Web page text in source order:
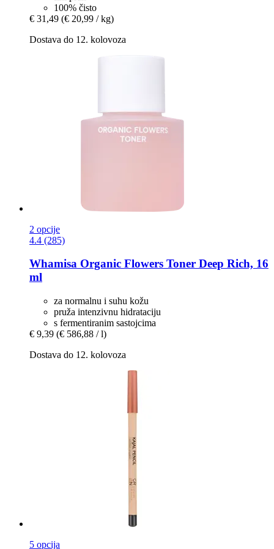
100% čisto
€ 31,49 (€ 20,99 / kg)
Dostava do 12. kolovoza
2 opcije
4.4 (285)
Whamisa Organic Flowers Toner Deep Rich, 16
ml
za normalnu i suhu kožu
pruža intenzivnu hidrataciju
s fermentiranim sastojcima
€ 9,39 (€ 586,88 / l)
Dostava do 12. kolovoza
5 opcija